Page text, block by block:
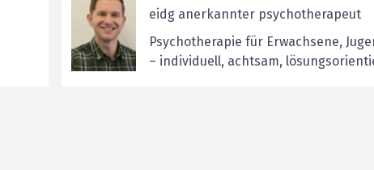
eidg anerkannter psychotherapeut
Psychotherapie für Erwachsene,
– individuell, achtsam,